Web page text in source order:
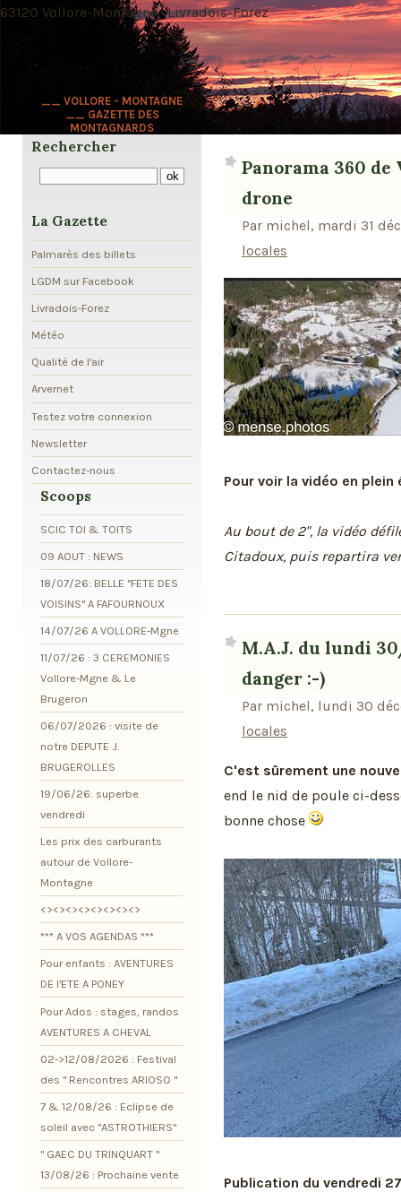
__ VOLLORE - MONTAGNE
__ GAZETTE DES
MONTAGNARDS
63120 Vollore-Montagne · Livradois-Forez
Panorama 360
drone
Par michel, mardi 31
locales
Pour voir la vidéo en
Au bout de 2", la vidéo
Citadoux, puis repartira
M.A.J. du lundi
danger :-)
Par michel, lundi 30
locales
C'est sûrement une
end le nid de poule ci-
bonne chose
Publication du vendredi
Rechercher
La Gazette
Palmarès des billets
LGDM sur Facebook
Livradois-Forez
Météo
Qualité de l'air
Arvernet
Testez votre connexion
Newsletter
Contactez-nous
Scoops
SCIC TOI & TOITS
09 AOUT : NEWS
18/07/26: BELLE "FETE DES
VOISINS" A FAFOURNOUX
14/07/26 A VOLLORE-Mgne
11/07/26 : 3 CEREMONIES
Vollore-Mgne & Le
Brugeron
06/07/2026 : visite de
notre DEPUTE J.
BRUGEROLLES
19/06/26: superbe
vendredi
Les prix des carburants
autour de Vollore-
Montagne
<><><><><><><><>
*** A VOS AGENDAS ***
Pour enfants : AVENTURES
DE l'ETE A PONEY
Pour Ados : stages, randos
AVENTURES A CHEVAL
02->12/08/2026 : Festival
des " Rencontres ARIOSO "
7 & 12/08/26 : Eclipse de
soleil avec "ASTROTHIERS"
" GAEC DU TRINQUART "
13/08/26 : Prochaine vente